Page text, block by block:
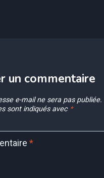
un commentaire
e-mail ne sera pas publiée.
sont indiqués avec *
*